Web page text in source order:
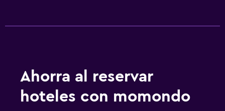
Ahorra al reservar
hoteles con momondo